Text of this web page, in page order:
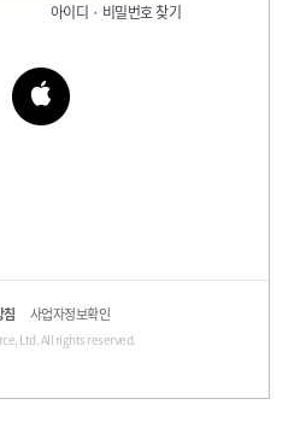
아이디 · 비밀번호 찾기
침 사업자정보확인
Ltd. All rights reserved.